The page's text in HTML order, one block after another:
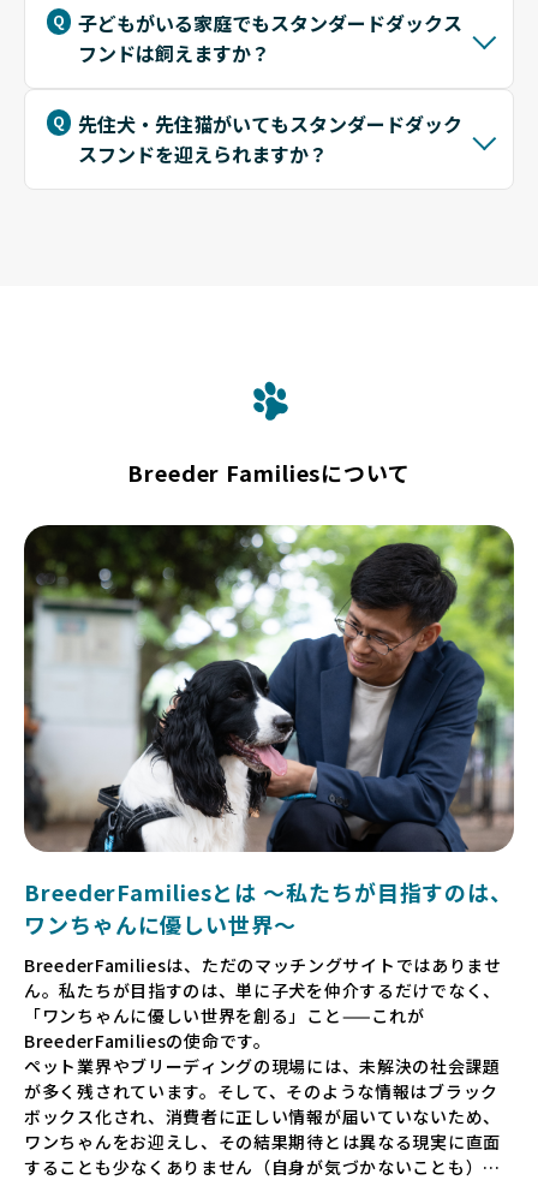
子どもがいる家庭でもスタンダードダックス
フンドは飼えますか？
先住犬・先住猫がいてもスタンダードダック
スフンドを迎えられますか？
Breeder Familiesについて
BreederFamiliesとは 〜私たちが目指すのは、
ワンちゃんに優しい世界〜
BreederFamiliesは、ただのマッチングサイトではありませ
ん。私たちが目指すのは、単に子犬を仲介するだけでなく、
「ワンちゃんに優しい世界を創る」こと——これが
BreederFamiliesの使命です。
ペット業界やブリーディングの現場には、未解決の社会課題
が多く残されています。そして、そのような情報はブラック
ボックス化され、消費者に正しい情報が届いていないため、
ワンちゃんをお迎えし、その結果期待とは異なる現実に直面
することも少なくありません（自身が気づかないことも）。